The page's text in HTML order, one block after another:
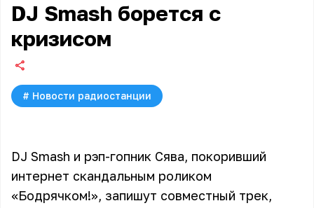
DJ Smash борется с
кризисом
# Новости радиостанции
DJ Smash и рэп-гопник Сява, покоривший
интернет скандальным роликом
«Бодрячком!», запишут совместный трек,